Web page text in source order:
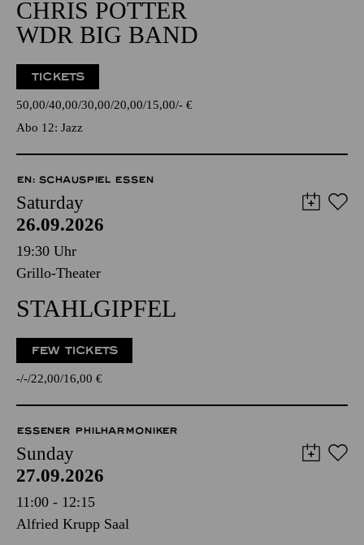
CHRIS POTTER
WDR BIG BAND
TICKETS
50,00 40,00 30,00 20,00 15,00 - €
Abo 12: Jazz
EN: SCHAUSPIEL ESSEN
Saturday
26.09.2026
19:30 Uhr
Grillo-Theater
STAHLGIPFEL
FEW TICKETS
- - 22,00 16,00 €
ESSENER PHILHARMONIKER
Sunday
27.09.2026
11:00 - 12:15
Alfried Krupp Saal